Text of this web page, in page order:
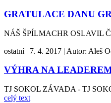
GRATULACE DANU
NÁŠ ŠPÍLMACHR OSLAVIL
ostatní | 7. 4. 2017 | Autor: Aleš
VÝHRA NA
TJ SOKOL ZÁVADA - TJ
celý text